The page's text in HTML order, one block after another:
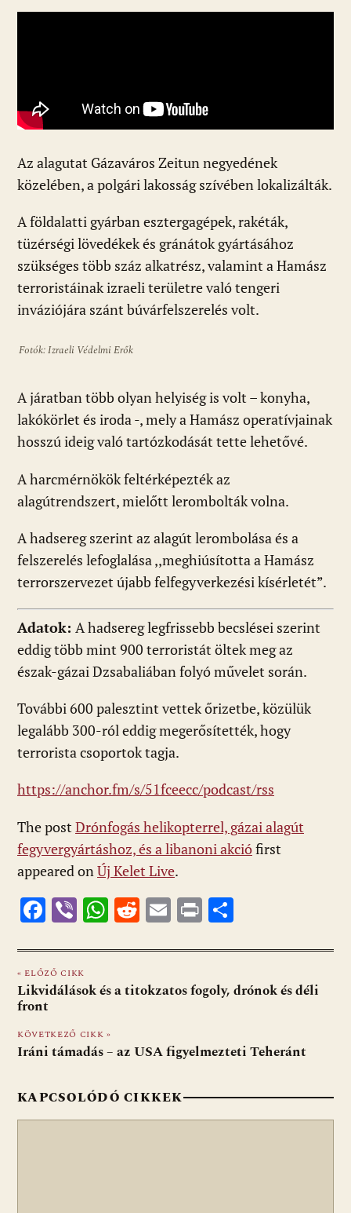
Az alagutat Gázaváros Zeitun negyedének
közelében, a polgári lakosság szívében lokalizálták.
A földalatti gyárban esztergagépek, rakéták,
tüzérségi lövedékek és gránátok gyártásához
szükséges több száz alkatrész, valamint a Hamász
terroristáinak izraeli területre való tengeri
inváziójára szánt búvárfelszerelés volt.
Fotók: Izraeli Védelmi Erők
A járatban több olyan helyiség is volt – konyha,
lakókörlet és iroda -, mely a Hamász operatívjainak
hosszú ideig való tartózkodását tette lehetővé.
A harcmérnökök feltérképezték az
alagútrendszert, mielőtt lerombolták volna.
A hadsereg szerint az alagút lerombolása és a
felszerelés lefoglalása ,,meghiúsította a Hamász
terrorszervezet újabb felfegyverkezési kísérletét”.
Adatok: A hadsereg legfrissebb becslései szerint
eddig több mint 900 terroristát öltek meg az
észak-gázai Dzsabaliában folyó művelet során.
További 600 palesztint vettek őrizetbe, közülük
legalább 300-ról eddig megerősítették, hogy
terrorista csoportok tagja.
https://anchor.fm/s/51fceecc/podcast/rss
The post Drónfogás helikopterrel, gázai alagút
fegyvergyártáshoz, és a libanoni akciófirst
appeared onÚj Kelet Live.
F
e
b
o
o
k
Vi
er
W
at
s
p
p
R
d
di
E
ai
l
Pr
t za
m
« ELŐZŐ CIKK
Likvidálások és a titokzatos fogoly, drónok és déli
front
KÖVETKEZŐ CIKK »
Iráni támadás – az USA figyelmezteti Teheránt
KAPCSOLÓDÓ CIKKEK